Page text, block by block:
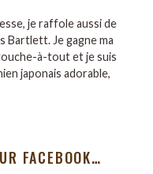
je raffole aussi de
Bartlett. Je gagne ma
à-tout et je suis
japonais adorable,
FACEBOOK…